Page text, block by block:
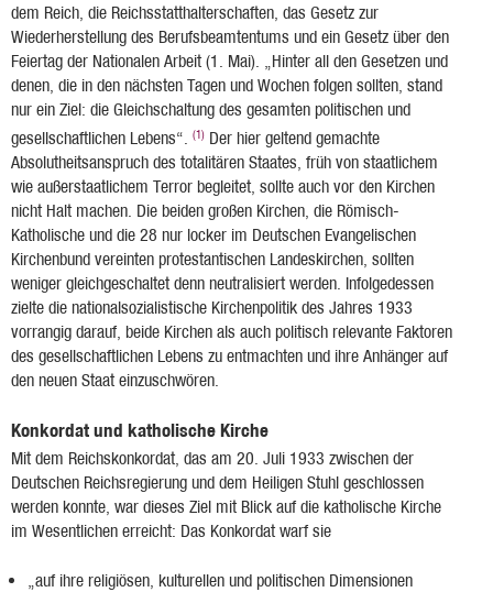
dem Reich, die Reichsstatthalterschaften, das Gesetz zur
Wiederherstellung des Berufsbeamtentums und ein Gesetz über den
Feiertag der Nationalen Arbeit (1. Mai). „Hinter all den Gesetzen und
denen, die in den nächsten Tagen und Wochen folgen sollten, stand
nur ein Ziel: die Gleichschaltung des gesamten politischen und
gesellschaftlichen Lebens“. (1) Der hier geltend gemachte
Absolutheitsanspruch des totalitären Staates, früh von staatlichem
wie außerstaatlichem Terror begleitet, sollte auch vor den Kirchen
nicht Halt machen. Die beiden großen Kirchen, die Römisch-
Katholische und die 28 nur locker im Deutschen Evangelischen
Kirchenbund vereinten protestantischen Landeskirchen, sollten
weniger gleichgeschaltet denn neutralisiert werden. Infolgedessen
zielte die nationalsozialistische Kirchenpolitik des Jahres 1933
vorrangig darauf, beide Kirchen als auch politisch relevante Faktoren
des gesellschaftlichen Lebens zu entmachten und ihre Anhänger auf
den neuen Staat einzuschwören.
Konkordat und katholische Kirche
Mit dem Reichskonkordat, das am 20. Juli 1933 zwischen der
Deutschen Reichsregierung und dem Heiligen Stuhl geschlossen
werden konnte, war dieses Ziel mit Blick auf die katholische Kirche
im Wesentlichen erreicht: Das Konkordat warf sie
„auf ihre religiösen, kulturellen und politischen Dimensionen